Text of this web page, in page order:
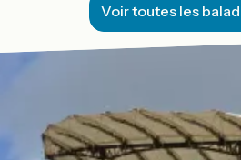
Voir toutes les